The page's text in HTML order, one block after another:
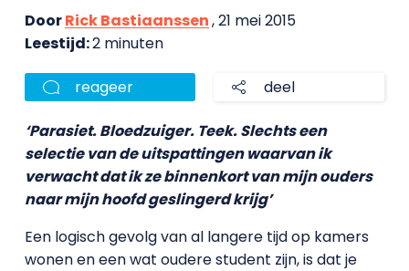
DoorRick Bastiaanssen, 21 mei 2015
Leestijd:2 minuten
reageer deel
‘Parasiet. Bloedzuiger. Teek. Slechts een
selectie van de uitspattingen waarvan ik
verwacht dat ik ze binnenkort van mijn ouders
naar mijn hoofd geslingerd krijg’
Een logisch gevolg van al langere tijd op kamers
wonen en een wat oudere student zijn, is dat je